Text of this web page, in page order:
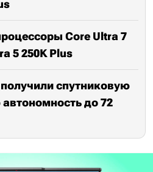
Core Ultra 7
5 250K Plus
спутниковую
до 72